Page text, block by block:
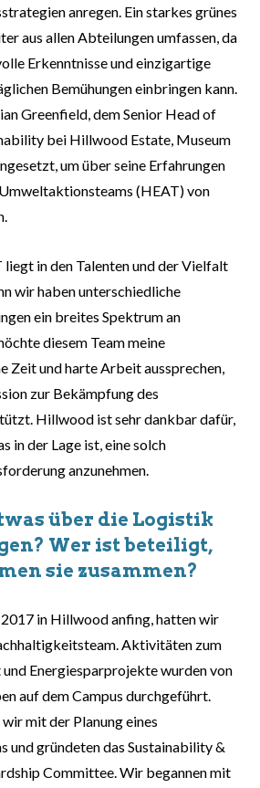
anregen. Ein starkes grünes
aus allen Abteilungen umfassen, da
Erkenntnisse und einzigartige
Bemühungen einbringen kann.
Greenfield, dem Senior Head of
bei Hillwood Estate, Museum
um über seine Erfahrungen
(HEAT) von
liegt in den Talenten und der Vielfalt
wir haben unterschiedliche
ein breites Spektrum an
diesem Team meine
Zeit und harte Arbeit aussprechen,
zur Bekämpfung des
Hillwood ist sehr dankbar dafür,
in der Lage ist, eine solch
anzunehmen.
über die Logistik
Wer ist beteiligt,
sie zusammen?
in Hillwood anfing, hatten wir
Aktivitäten zum
Energiesparprojekte wurden von
auf dem Campus durchgeführt.
mit der Planung eines
und gründeten das Sustainability &
Committee. Wir begannen mit